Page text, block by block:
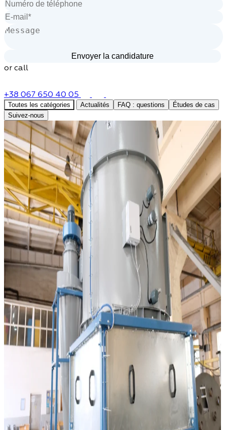
or call
+38 067 650 40 05
Toutes les catégories Actualités FAQ : questions
Études de cas
Suivez-nous